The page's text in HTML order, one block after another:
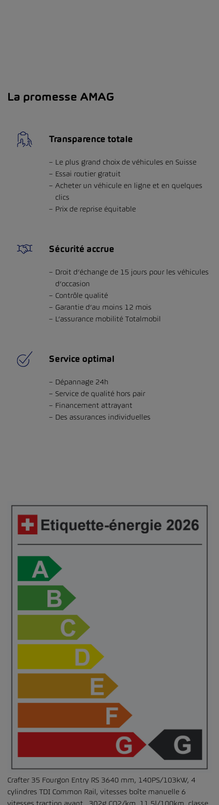
La promesse AMAG
Transparence totale
Le plus grand choix de véhicules en Suisse
Essai routier gratuit
Acheter un véhicule en ligne et en quelques
clics
Prix de reprise équitable
Sécurité accrue
Droit d’échange de 15 jours pour les véhicules
d’occasion
Contrôle qualité
Garantie d’au moins 12 mois
L’assurance mobilité Totalmobil
Service optimal
Dépannage 24h
Service de qualité hors pair
Financement attrayant
Des assurances individuelles
Crafter 35 Fourgon Entry RS 3640 mm, 140PS/103kW, 4
cylindres TDI Common Rail, vitesses boîte manuelle 6